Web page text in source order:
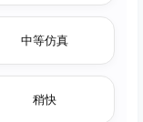
中等仿真
稍快